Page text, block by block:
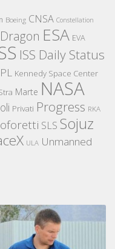
Boeing CNSA Constellation
Dragon ESA EVA
ISS Daily Status
Kennedy Space Center
Marte NASA
Privati Progress RKA
SLS Sojuz
ULA Unmanned